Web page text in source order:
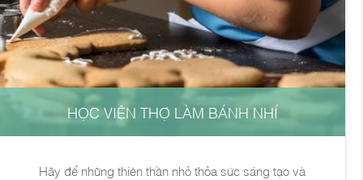
HỌC VIỆN THỢ LÀM BÁNH NHÍ
Hãy để những thiên thần nhỏ thỏa sức sáng tạo và